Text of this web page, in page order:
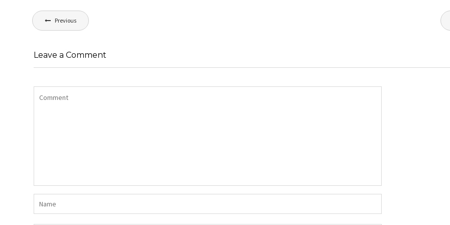
Navigation
de
Previous
Leave a Comment